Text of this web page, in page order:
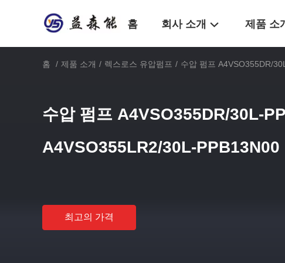
홈 회사 소개 제품 소
홈 / 제품 소개 / 렉스로스 유압펌프 / 수압 펌프 A4VSO355DR/
수압 펌프 A4VSO355DR/30L-
A4VSO355LR2/30L-PPB13N00
최고의 가격